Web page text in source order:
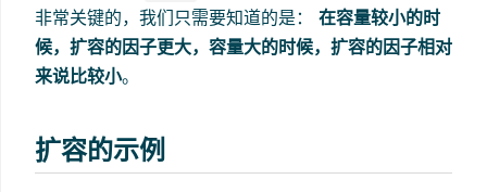
非常关键的，我们只需要知道的是： 在容量较小的时
候，扩容的因子更大，容量大的时候，扩容的因子相对
来说比较小。
扩容的示例